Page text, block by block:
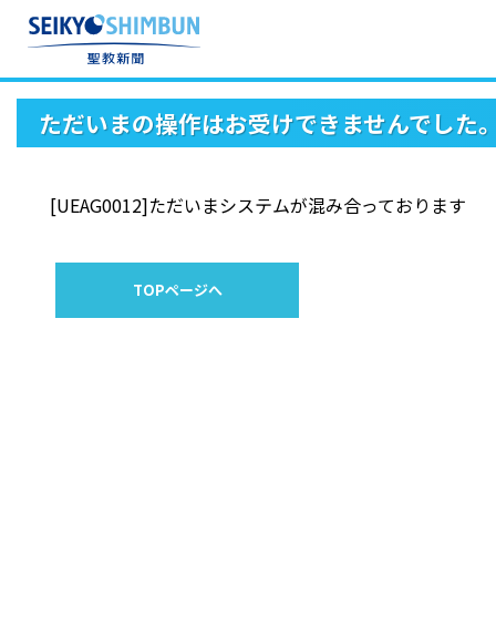
ただいまの操作はお受けできませんでした
[UEAG0012]ただいまシステムが混み合っております
TOPページへ